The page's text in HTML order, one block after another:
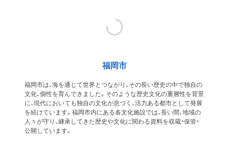
福岡市
福岡市は、海を通じて世界とつながり、その長い歴史の中で独自の
文化、個性を育んできました。そのような歴史文化の重層性を背景
に、現代においても独自の文化が息づく、活力ある都市として発展
を続けています。福岡市内にある各文化施設では、長い間、地域の
人々が守り、継承してきた歴史や文化に関わる資料を収蔵・保管・
公開しています。